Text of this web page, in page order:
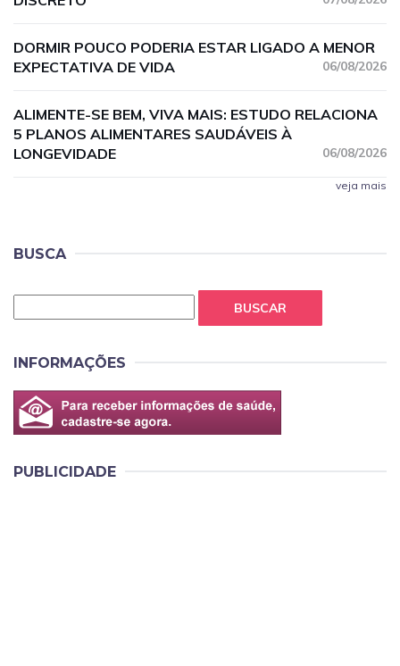
DORMIR POUCO PODERIA ESTAR LIGADO A MENOR
EXPECTATIVA DE VIDA
06/08/2026
ALIMENTE-SE BEM, VIVA MAIS: ESTUDO RELACIONA
5 PLANOS ALIMENTARES SAUDÁVEIS À
LONGEVIDADE
06/08/2026
veja mais
BUSCA
BUSCAR
INFORMAÇÕES
PUBLICIDADE